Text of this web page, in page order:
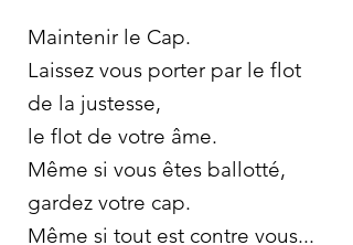
Maintenir le Cap.
Laissez vous porter par le flot
de la justesse,
le flot de votre âme.
Même si vous êtes ballotté,
gardez votre cap.
Même si tout est contre vous...